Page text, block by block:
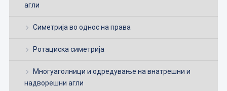
агли
Симетрија во однос на права
Ротациска симетрија
Многуаголници и одредување на внатрешни и
надворешни агли